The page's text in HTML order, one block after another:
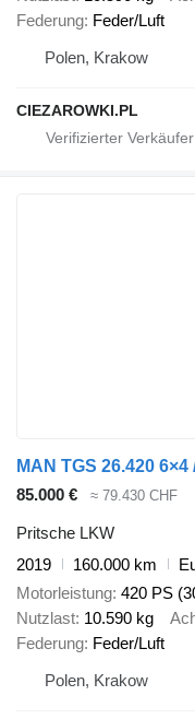
Federung Feder/Luft
Polen, Krakow
CIEZAROWKI.PL
85.000 € ≈ 79.430 CHF
Pritsche LKW
2019
160.000 km
Motorleistung 420 PS
Nutzlast 10.590 kg
Federung Feder/Luft
Polen, Krakow